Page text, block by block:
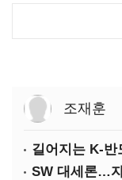
조재훈
SW 대세론…